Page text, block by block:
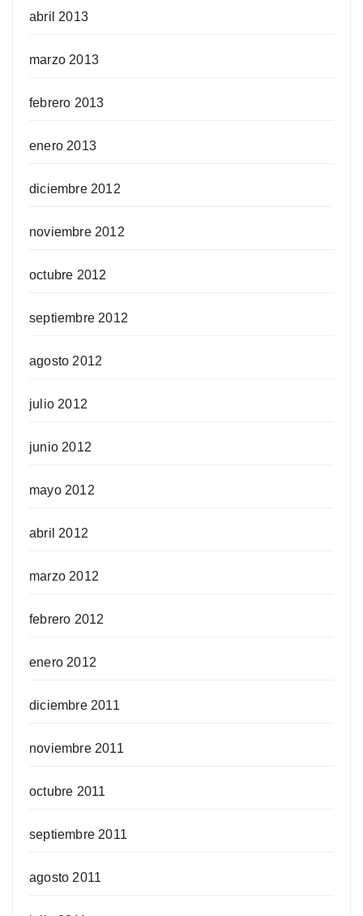
abril 2013
marzo 2013
febrero 2013
enero 2013
diciembre 2012
noviembre 2012
octubre 2012
septiembre 2012
agosto 2012
julio 2012
junio 2012
mayo 2012
abril 2012
marzo 2012
febrero 2012
enero 2012
diciembre 2011
noviembre 2011
octubre 2011
septiembre 2011
agosto 2011